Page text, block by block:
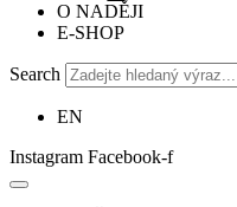
O NADĚJI
E-SHOP
Search
EN
Instagram Facebook-f